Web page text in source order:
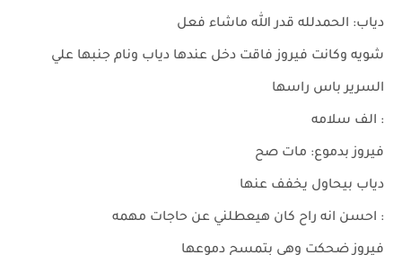
دياب: الحمدلله قدر الله ماشاء فعل
شويه وكانت فيروز فاقت دخل عندها دياب ونام جنبها علي
السرير باس راسها
: الف سلامه
فيروز بدموع: مات صح
دياب بيحاول يخفف عنها
: احسن انه راح كان هيعطلني عن حاجات مهمه
فيروز ضحكت وهي بتمسح دموعها